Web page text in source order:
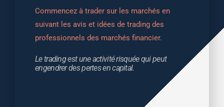
Commencez à trader sur les marchés en
suivant les avis et idées de trading des
professionnels des marchés financier.
Le trading est une activité risquée qui peut
engendrer des pertes en capital.